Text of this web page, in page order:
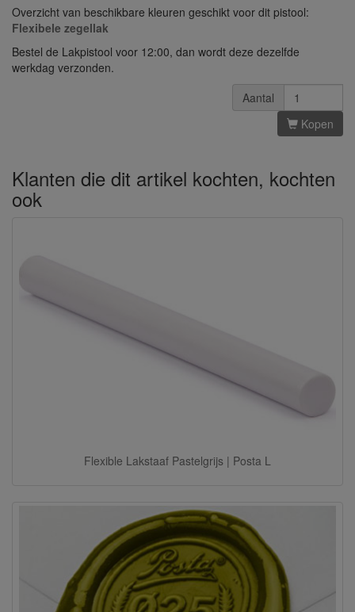
Overzicht van beschikbare kleuren geschikt voor dit pistool:
Flexibele zegellak
Bestel de Lakpistool voor 12:00, dan wordt deze dezelfde
werkdag verzonden.
Aantal
Kopen
Klanten die dit artikel kochten, kochten
ook
Flexible Lakstaaf Pastelgrijs | Posta L